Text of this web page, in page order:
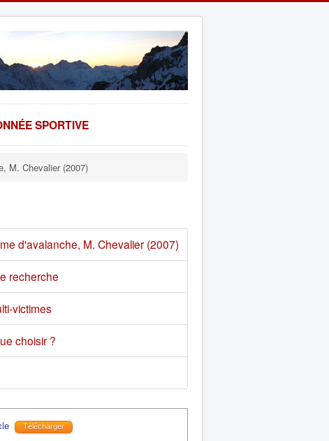
SPORTIVE
M. Chevalier (2007)
d'avalanche, M. Chevalier (2007)
recherche
victimes
choisir ?
Télécharger